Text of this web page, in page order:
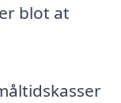
blot at